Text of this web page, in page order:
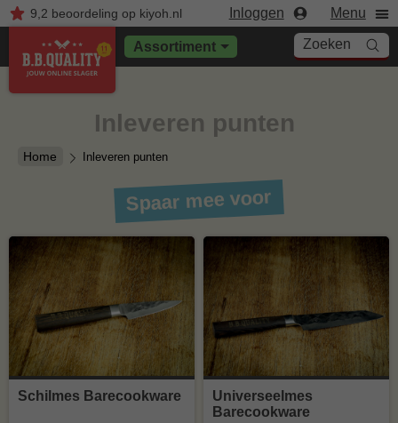
9,2 beoordelingop kiyoh.nl Inloggen Menu
Assortiment Zoeken
Home Inleveren punten
Inleveren punten
Spaar mee voor
Schilmes Barecookware
Universeelmes
Barecookware